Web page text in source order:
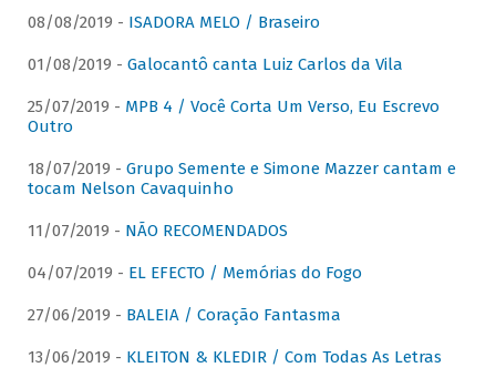
08/08/2019 - ISADORA MELO / Braseiro
01/08/2019 - Galocantô canta Luiz Carlos da Vila
25/07/2019 - MPB 4 / Você Corta Um Verso, Eu Escrevo
Outro
18/07/2019 - Grupo Semente e Simone Mazzer cantam e
tocam Nelson Cavaquinho
11/07/2019 - NÃO RECOMENDADOS
04/07/2019 - EL EFECTO / Memórias do Fogo
27/06/2019 - BALEIA / Coração Fantasma
13/06/2019 - KLEITON & KLEDIR / Com Todas As Letras